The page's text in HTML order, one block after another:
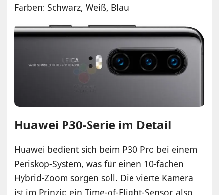
Farben: Schwarz, Weiß, Blau
Huawei P30-Serie im Detail
Huawei bedient sich beim P30 Pro bei einem
Periskop-System, was für einen 10-fachen
Hybrid-Zoom sorgen soll. Die vierte Kamera
ist im Prinzip ein Time-of-Flight-Sensor, also